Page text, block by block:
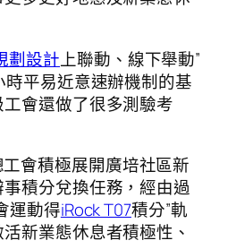
劃設計上聯動、線下舉動”
平易近意速辦機制的基
會還做了很多測驗考
會積極展開廣培社區新
積分兌換任務，經由過
運動得iRock T07積分”軌
新業態休息者積極性、